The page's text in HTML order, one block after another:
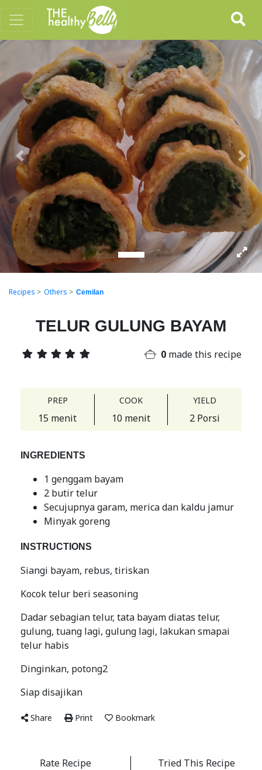
Previous Next
Recipes > Others > Cemilan
TELUR GULUNG BAYAM
0 made this recipe
PREP
15 menit
COOK
10 menit
YIELD
2 Porsi
INGREDIENTS
1 genggam bayam
2 butir telur
Secujupnya garam, merica dan kaldu jamur
Minyak goreng
INSTRUCTIONS
Siangi bayam, rebus, tiriskan
Kocok telur beri seasoning
Dadar sebagian telur, tata bayam diatas telur,
gulung, tuang lagi, gulung lagi, lakukan smapai
telur habis
Dinginkan, potong2
Siap disajikan
Share Print Bookmark
Rate Recipe
Tried This Recipe